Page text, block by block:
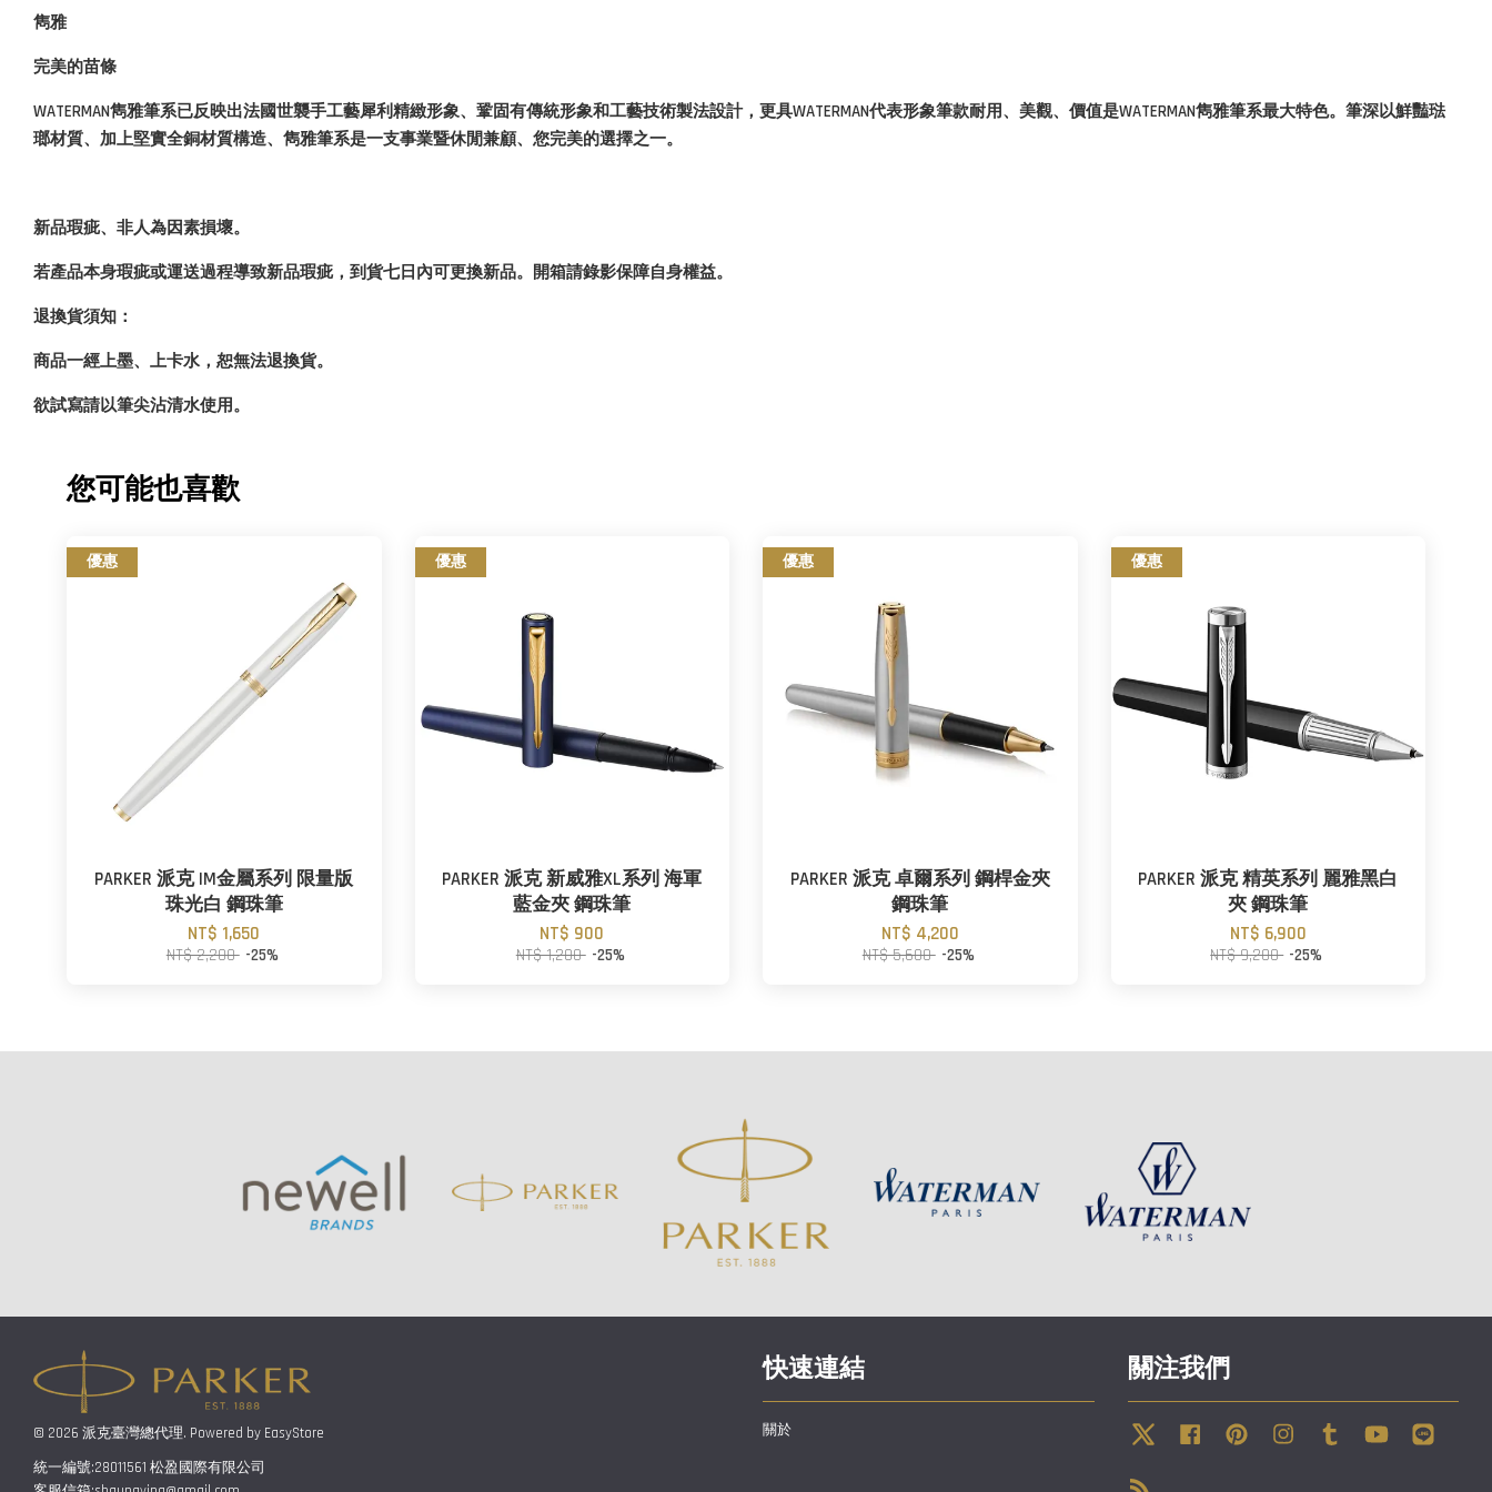
雋雅
完美的苗條
WATERMAN雋雅筆系已反映出法國世襲手工藝犀利精緻形象、鞏固有傳統形象和工藝技術製法設計，更具WATERMAN代表形象筆款耐用、美觀、價值是WATERMAN雋雅筆系最大特色。筆深以鮮豔琺
瑯材質、加上堅實全銅材質構造、雋雅筆系是一支事業暨休閒兼顧、您完美的選擇之一。
新品瑕疵、非人為因素損壞。
若產品本身瑕疵或運送過程導致新品瑕疵，到貨七日內可更換新品。開箱請錄影保障自身權益。
退換貨須知：
商品一經上墨、上卡水，恕無法退換貨。
欲試寫請以筆尖沾清水使用。
您可能也喜歡
優惠
PARKER 派克 IM金屬系列 限量版
珠光白 鋼珠筆
NT$ 1,650
NT$ 2,200 -25%
優惠
PARKER 派克 新威雅XL系列 海軍
藍金夾 鋼珠筆
NT$ 900
NT$ 1,200 -25%
優惠
PARKER 派克 卓爾系列 鋼桿金夾
鋼珠筆
NT$ 4,200
NT$ 5,600 -25%
優惠
PARKER 派克 精英系列 麗雅黑白
夾 鋼珠筆
NT$ 6,900
NT$ 9,200 -25%
© 2026 派克臺灣總代理. Powered by EasyStore
統一編號:28011561 松盈國際有限公司
快速連結
關於
關注我們
Twitter Facebook Pinterest InstagramTumblr YouTube